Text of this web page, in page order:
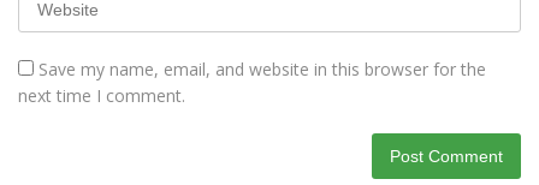
Save my name, email, and website in this browser for the
next time I comment.